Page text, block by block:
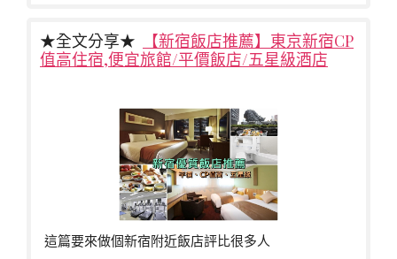
★全文分享★
【新宿飯店推薦】東京新宿CP
值高住宿,便宜旅館/平價飯店/五星級酒店
這篇要來做個新宿附近飯店評比很多人